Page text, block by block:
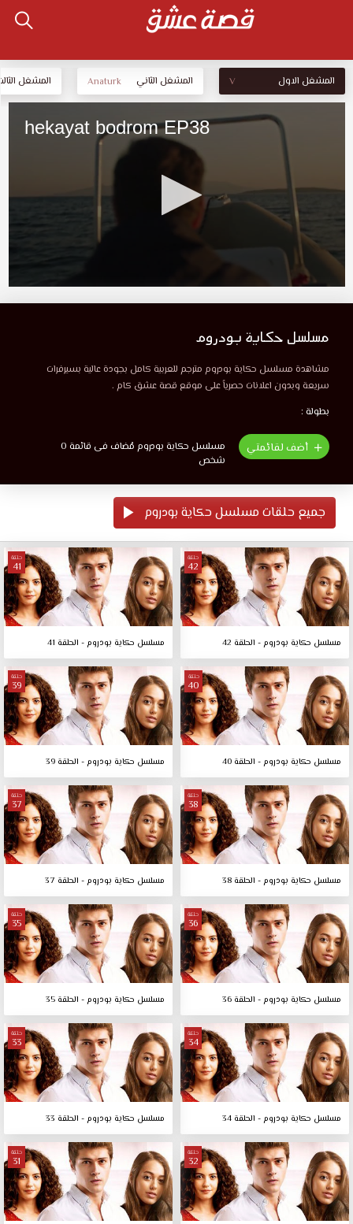
المشغل الاول V المشغل الثاني Anaturk المشغل
مسلسل حكاية بودروم
مشاهدة مسلسل حكاية بودروم مترجم للعربية كامل بجودة عالية بسيرفرات
سريعة وبدون اعلانات حصرياً على موقع قصة عشق كام .
بطولة :
أضف لقائمتي
مسلسل حكاية بودروم مُضاف فى قائمة 0
شخص
جميع حلقات مسلسل حكاية بودروم
حلقة
42
مسلسل حكاية بودروم - الحلقة 42
حلقة
41
مسلسل حكاية بودروم - الحلقة 41
حلقة
40
مسلسل حكاية بودروم - الحلقة 40
حلقة
39
مسلسل حكاية بودروم - الحلقة 39
حلقة
38
مسلسل حكاية بودروم - الحلقة 38
حلقة
37
مسلسل حكاية بودروم - الحلقة 37
حلقة
36
مسلسل حكاية بودروم - الحلقة 36
حلقة
35
مسلسل حكاية بودروم - الحلقة 35
حلقة
34
مسلسل حكاية بودروم - الحلقة 34
حلقة
33
مسلسل حكاية بودروم - الحلقة 33
حلقة
32
حلقة
31